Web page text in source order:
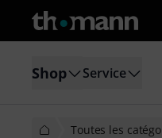
Shop Service
Toutes les